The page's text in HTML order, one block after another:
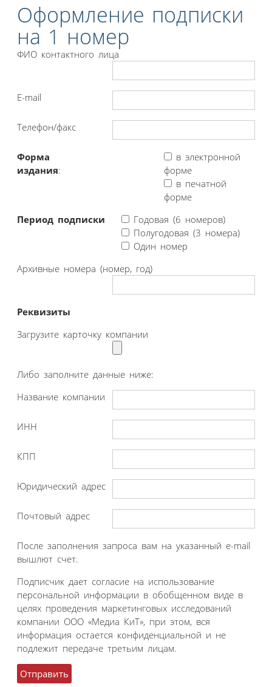
Оформление подписки
на 1 номер
ФИО контактного лица
E-mail
Телефон/факс
Форма
издания:
в электронной
форме
в печатной
форме
Период подписки
Годовая (6 номеров)
Полугодовая (3 номера)
Один номер
Архивные номера (номер, год)
Реквизиты
Загрузите карточку компании
Либо заполните данные ниже:
Название компании
ИНН
КПП
Юридический адрес
Почтовый адрес
После заполнения запроса вам на указанный e-mail
вышлют счет.
Подписчик дает согласие на использование
персональной информации в обобщенном виде в
целях проведения маркетинговых исследований
компании ООО «Медиа КиТ», при этом, вся
информация остается конфиденциальной и не
подлежит передаче третьим лицам.